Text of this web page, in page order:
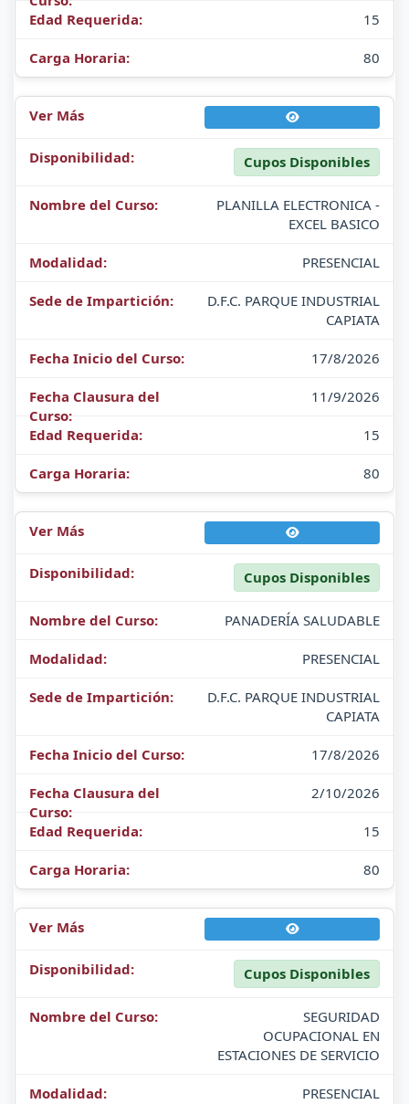
15
80
Cupos Disponibles
PLANILLA ELECTRONICA -
EXCEL BASICO
PRESENCIAL
D.F.C. PARQUE INDUSTRIAL
CAPIATA
17/8/2026
11/9/2026
15
80
Cupos Disponibles
PANADERÍA SALUDABLE
PRESENCIAL
D.F.C. PARQUE INDUSTRIAL
CAPIATA
17/8/2026
2/10/2026
15
80
Cupos Disponibles
SEGURIDAD
OCUPACIONAL EN
ESTACIONES DE SERVICIO
PRESENCIAL